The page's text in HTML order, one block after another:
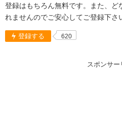
登録はもちろん無料です。また、ど
れませんのでご安心してご登録下さ
登録する 620
スポンサー